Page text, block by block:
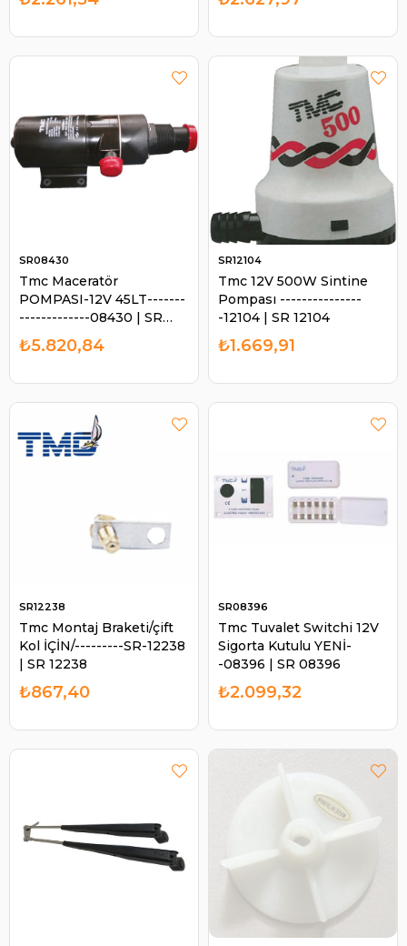
-----SR14412 | SR 14412
Tmc Maceratör
POMPASI-12V 45LT-------
-------------08430 | SR
08430
SR08430
₺5.820,84
Tmc 12V 500W Sintine
Pompası ---------------
-12104 | SR 12104
SR12104
₺1.669,91
Tmc Montaj Braketi/çift
Kol İÇİN/---------SR-12238
| SR 12238
SR12238
₺867,40
Tmc Tuvalet Switchi 12V
Sigorta Kutulu YENİ-
-08396 | SR 08396
SR08396
₺2.099,32